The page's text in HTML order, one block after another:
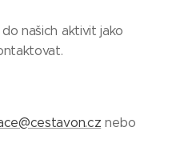
našich aktivit jako
nebo